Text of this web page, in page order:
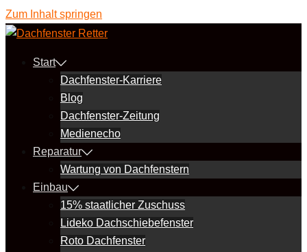
Zum Inhalt springen
Start
Dachfenster-Karriere
Blog
Dachfenster-Zeitung
Medienecho
Reparatur
Wartung von Dachfenstern
Einbau
15% staatlicher Zuschuss
Lideko Dachschiebefenster
Roto Dachfenster